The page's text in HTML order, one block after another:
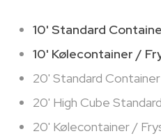
10' Standard
10' Kølecontainer /
20' Standard Container
20' High Cube
20' Kølecontainer /